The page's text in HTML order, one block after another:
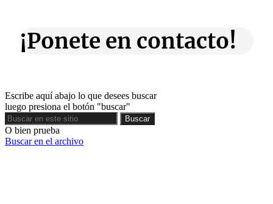
¡Ponete en contacto!
Escribe aquí abajo lo que desees buscar
luego presiona el botón "buscar"
Buscar
Buscar
O bien prueba
Buscar en el archivo